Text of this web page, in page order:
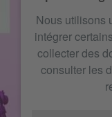
Nous utilisons
intégrer
collecter des
consulter les